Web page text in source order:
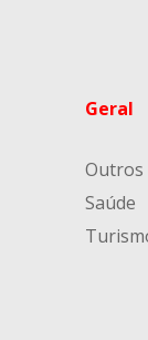
Geral
Outros
Saúde